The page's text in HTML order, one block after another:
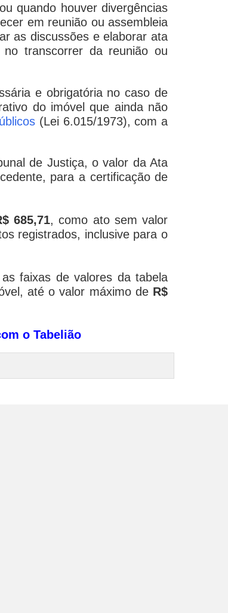
quando houver divergências
em reunião ou assembleia
as discussões e elaborar ata
transcorrer da reunião ou
e obrigatória no caso de
do imóvel que ainda não
(Lei 6.015/1973), com a
de Justiça, o valor da Ata
para a certificação de
685,71, como ato sem valor
registrados, inclusive para o
faixas de valores da tabela
até o valor máximo de R$
o Tabelião